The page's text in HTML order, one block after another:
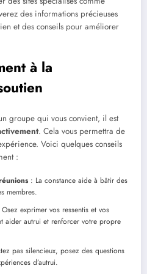
des informations précieuses
et des conseils pour améliorer
à la
groupe qui vous convient, il est
. Cela vous permettra de
Voici quelques conseils
:
: La constance aide à bâtir des
membres.
exprimer vos ressentis et vos
aider autrui et renforcer votre propre
pas silencieux, posez des questions
d’autrui.